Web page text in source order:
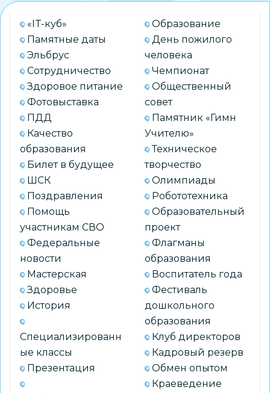
«IT-куб»
Памятные даты
Эльбрус
Сотрудничество
Здоровое питание
Фотовыставка
ПДД
Качество
образования
Билет в будущее
ШСК
Поздравления
Помощь
участникам СВО
Федеральные
новости
Мастерская
Здоровье
История
Специализированн
ые классы
Презентация
Образование
День пожилого
человека
Чемпионат
Общественный
совет
Памятник «Гимн
Учителю»
Техническое
творчество
Олимпиады
Робототехника
Образовательный
проект
Флагманы
образования
Воспитатель года
Фестиваль
дошкольного
образования
Клуб директоров
Кадровый резерв
Обмен опытом
Краеведение